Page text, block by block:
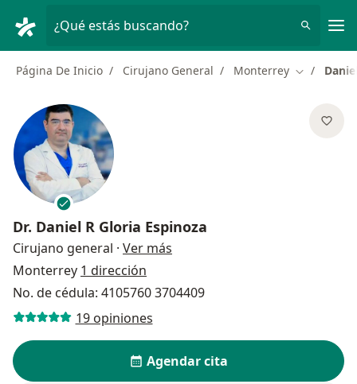
¿Qué estás buscando?
Página De Inicio Cirujano General Monterrey Cambiar
Dr. Daniel R Gloria Espinoza
Cirujano general · Ver más
Monterrey 1 dirección
No. de cédula: 4105760 3704409
19 opiniones
Agendar cita